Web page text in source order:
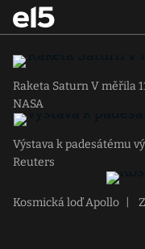
Raketa Saturn V měřila
NASA
Výstava k padesátému
Reuters
Kosmická loď Apollo